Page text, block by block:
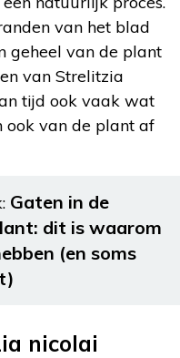
van het blad
geheel van de plant
van Strelitzia
tijd ook vaak wat
ook van de plant af
Gaten in de
dit is waarom
(en soms
nicolai